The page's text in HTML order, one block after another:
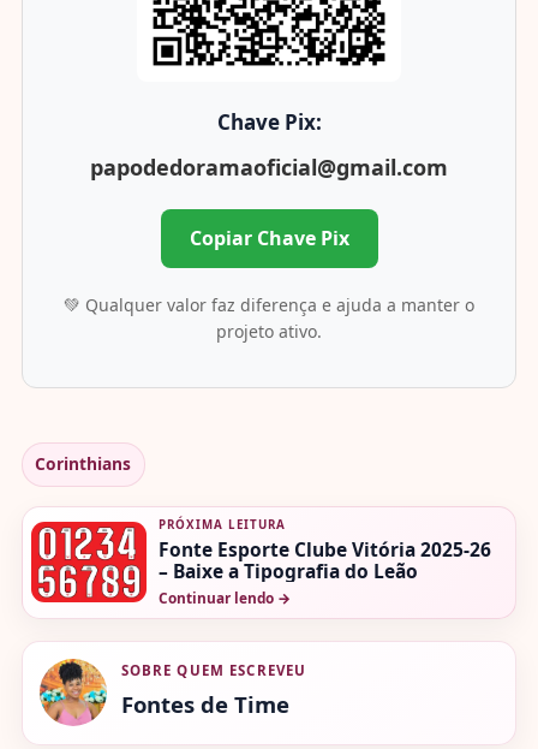
Chave Pix:
papodedoramaoficial@gmail.com
Copiar Chave Pix
💚 Qualquer valor faz diferença e ajuda a manter o
projeto ativo.
Corinthians
PRÓXIMA LEITURA
Fonte Esporte Clube Vitória 2025-26
– Baixe a Tipografia do Leão
Continuar lendo →
SOBRE QUEM ESCREVEU
Fontes de Time